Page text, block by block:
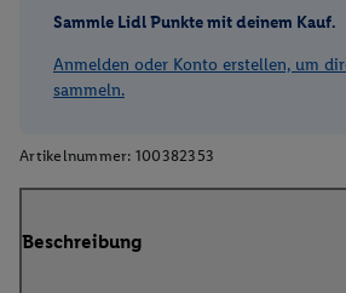
Sammle Lidl Punkte mit deinem Kauf.
Anmelden oder Konto erstellen, um
sammeln.
Artikelnummer: 100382353
Beschreibung